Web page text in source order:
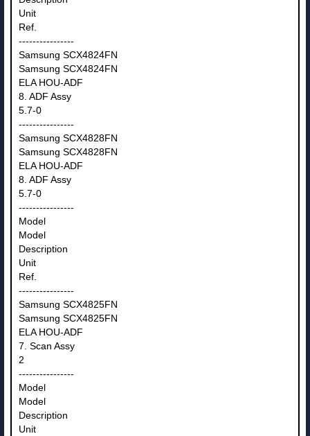
Unit
Ref.
----------------
Samsung SCX4824FN
Samsung SCX4824FN
ELA HOU-ADF
8. ADF Assy
5.7-0
----------------
Samsung SCX4828FN
Samsung SCX4828FN
ELA HOU-ADF
8. ADF Assy
5.7-0
----------------
Model
Model
Description
Unit
Ref.
----------------
Samsung SCX4825FN
Samsung SCX4825FN
ELA HOU-ADF
7. Scan Assy
2
----------------
Model
Model
Description
Unit